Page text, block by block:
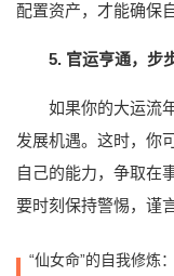
配置资产，才能确保
5. 官运亨通，步
如果你的大运流
发展机遇。这时，你
自己的能力，争取在
要时刻保持警惕，谨
“仙女命”的自我修炼